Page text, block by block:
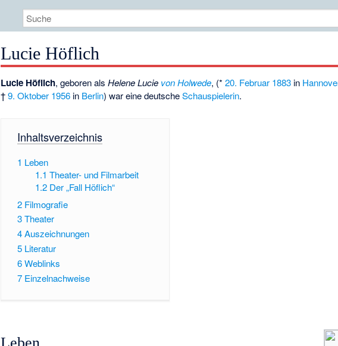
Lucie Höflich
Lucie Höflich, geboren alsHelene Lucie von Holwede, (*20. Februar 1883 in
†9. Oktober 1956 in Berlin) war eine deutscheSchauspielerin.
Inhaltsverzeichnis
1 Leben
1.1 Theater- und Filmarbeit
1.2 Der „Fall Höflich“
2 Filmografie
3Theater
4Auszeichnungen
5 Literatur
6Weblinks
7 Einzelnachweise